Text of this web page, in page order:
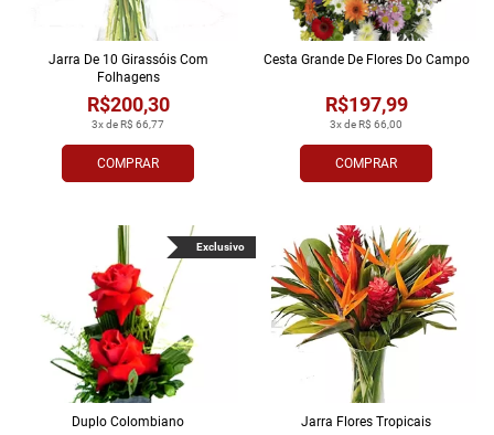
COMPRAR
3x de R$ 66,77
R$200,30
Jarra De 10 Girassóis Com
Folhagens
COMPRAR
3x de R$ 66,00
R$197,99
Cesta Grande De Flores Do Campo
Duplo Colombiano
Exclusivo
Jarra Flores Tropi­cais